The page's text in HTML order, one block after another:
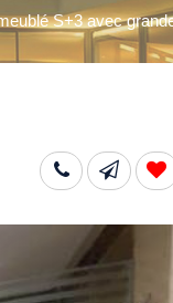
S+3 avec